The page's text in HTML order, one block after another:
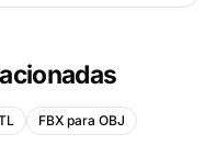
FBX para OBJ